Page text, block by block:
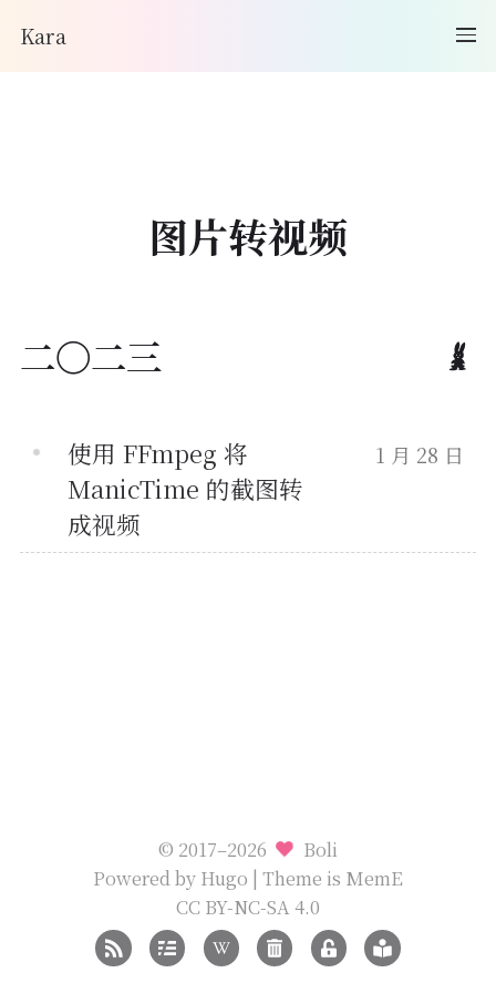
Kara
图片转视频
二〇二三
使用 FFmpeg 将
ManicTime 的截图转
成视频
1 月 28 日
© 2017–2026
Boli
Powered by Hugo | Theme is MemE
CC BY-NC-SA 4.0